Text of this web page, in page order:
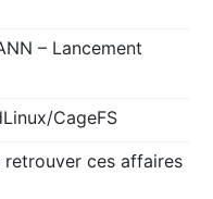
– Lancement
CageFS
retrouver ces affaires